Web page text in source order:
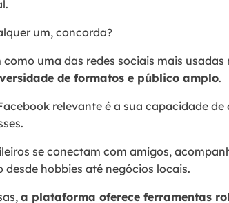
um, concorda?
uma das redes sociais mais
de formatos e público amplo.
relevante é a sua capacidade
se conectam com amigos,
desde hobbies até negócios locais.
a plataforma oferece ferramentas